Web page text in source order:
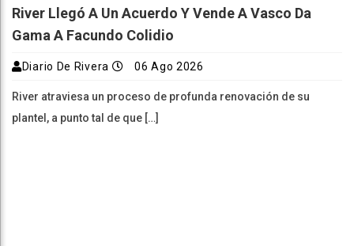
River Llegó A Un Acuerdo Y Vende A Vasco Da
Gama A Facundo Colidio
Diario De Rivera 06 Ago 2026
River atraviesa un proceso de profunda renovación de su
plantel, a punto tal de que […]